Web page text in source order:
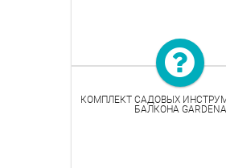
КОМПЛЕКТ САДОВЫХ
БАЛКОНА GARDENA